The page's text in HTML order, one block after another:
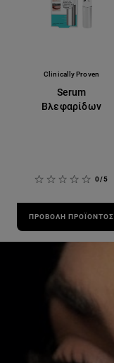
Clinically Proven
Serum
Βλεφαρίδων
0/5
ΠΡΟΒΟΛΉ ΠΡΟΪΌΝΤΟΣ